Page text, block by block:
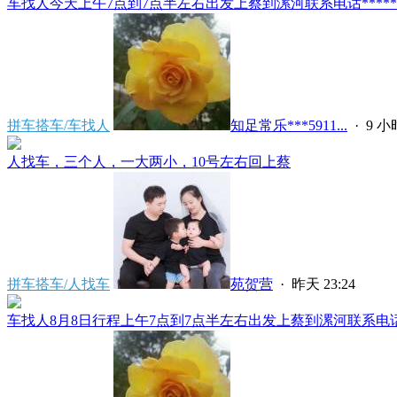
车找人今天上午7点到7点半左右出发上蔡到漯河联系电话
拼车搭车/车找人 知足常乐***5911... · 9 小
人找车，三个人，一大两小，10号左右回上蔡
拼车搭车/人找车 苑贺营 · 昨天 23:24
车找人8月8日行程上午7点到7点半左右出发上蔡到漯河联系电